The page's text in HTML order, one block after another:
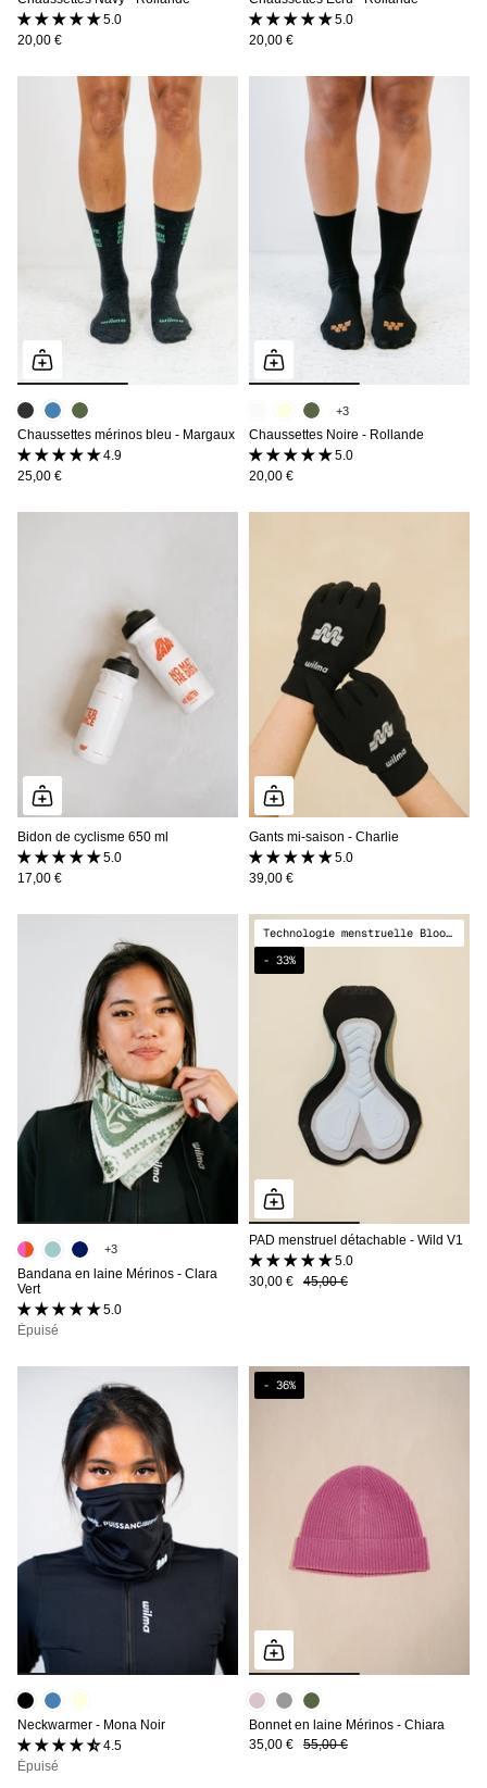
5.0 (1 avis)
20,00 €
5.0 (1 avis)
20,00 €
Chaussettes mérinos bleu - Margaux
4.9 (9 avis)
25,00 €
+3
Chaussettes Noire - Rollande
5.0 (1 avis)
20,00 €
Bidon de cyclisme 650 ml
5.0 (1 avis)
17,00 €
Gants mi-saison - Charlie
5.0 (1 avis)
39,00 €
+3
Bandana en laine Mérinos - Clara
Vert
5.0 (16 avis)
Épuisé
Technologie menstruelle Bloody Queen® & Pad détachable Wild
- 33%
PAD menstruel détachable - Wild V1
5.0 (1 avis)
30,00 € 45,00 €
Neckwarmer - Mona Noir
4.5 (2 avis)
Épuisé
- 36%
Bonnet en laine Mérinos - Chiara
35,00 €
55,00 €